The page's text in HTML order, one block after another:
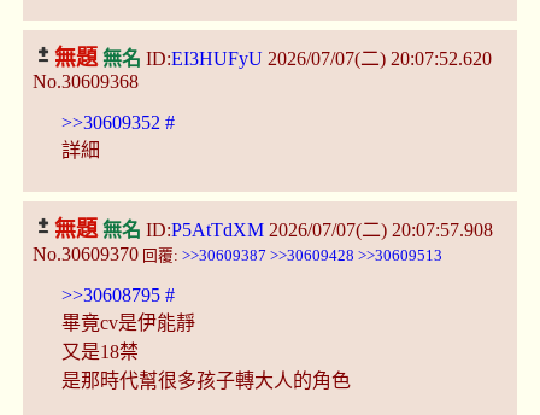
無題無名 ID:EI3HUFyU 2026/07/07(二) 20:07:52.620
No.30609368
>>30609352 #
詳細
無題無名 ID:P5AtTdXM2026/07/07(二) 20:07:57.908
No.30609370回覆: >>30609387 >>30609428 >>30609513
>>30608795#
畢竟cv是伊能靜
又是18禁
是那時代幫很多孩子轉大人的角色